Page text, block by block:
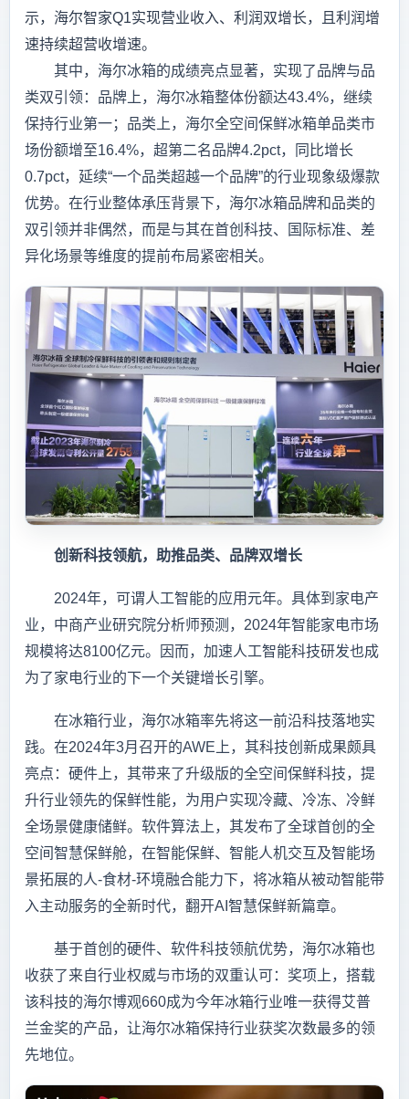
示，海尔智家Q1实现营业收入、利润双增长，且利润增
速持续超营收增速。
其中，海尔冰箱的成绩亮点显著，实现了品牌与品
类双引领：品牌上，海尔冰箱整体份额达43.4%，继续
保持行业第一；品类上，海尔全空间保鲜冰箱单品类市
场份额增至16.4%，超第二名品牌4.2pct，同比增长
0.7pct，延续“一个品类超越一个品牌”的行业现象级爆款
优势。在行业整体承压背景下，海尔冰箱品牌和品类的
双引领并非偶然，而是与其在首创科技、国际标准、差
异化场景等维度的提前布局紧密相关。
创新科技领航，助推品类、品牌双增长
2024年，可谓人工智能的应用元年。具体到家电产
业，中商产业研究院分析师预测，2024年智能家电市场
规模将达8100亿元。因而，加速人工智能科技研发也成
为了家电行业的下一个关键增长引擎。
在冰箱行业，海尔冰箱率先将这一前沿科技落地实
践。在2024年3月召开的AWE上，其科技创新成果颇具
亮点：硬件上，其带来了升级版的全空间保鲜科技，提
升行业领先的保鲜性能，为用户实现冷藏、冷冻、冷鲜
全场景健康储鲜。软件算法上，其发布了全球首创的全
空间智慧保鲜舱，在智能保鲜、智能人机交互及智能场
景拓展的人-食材-环境融合能力下，将冰箱从被动智能带
入主动服务的全新时代，翻开AI智慧保鲜新篇章。
基于首创的硬件、软件科技领航优势，海尔冰箱也
收获了来自行业权威与市场的双重认可：奖项上，搭载
该科技的海尔博观660成为今年冰箱行业唯一获得艾普
兰金奖的产品，让海尔冰箱保持行业获奖次数最多的领
先地位。